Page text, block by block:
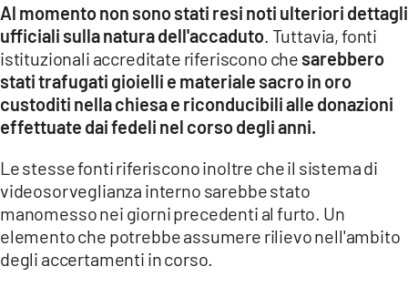
LACAPITALENEWS.IT
App
ANDROID
APPLE
Al momento non sono stati resi noti ulteriori dettagli
ufficiali sulla natura dell'accaduto . Tuttavia, fonti
istituzionali accreditate riferiscono che sarebbero
stati trafugati gioielli e materiale sacro in oro
custoditi nella chiesa e riconducibili alle donazioni
effettuate dai fedeli nel corso degli anni.
Le stesse fonti riferiscono inoltre che il sistema di
videosorveglianza interno sarebbe stato
manomesso nei giorni precedenti al furto. Un
elemento che potrebbe assumere rilievo nell'ambito
degli accertamenti in corso.